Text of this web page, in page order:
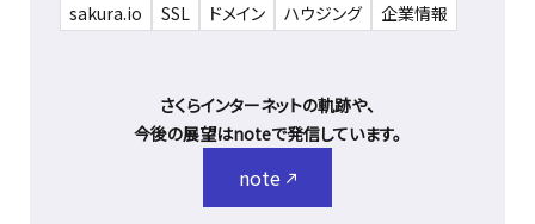
sakura.io
SSL ドメイン ハウジング 企業情報
さくらインターネットの軌跡や、
今後の展望はnoteで発信しています。
note